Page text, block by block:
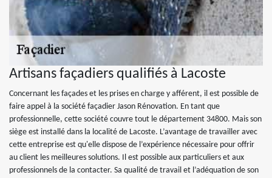
Artisans façadiers qualifiés à Lacoste
Concernant les façades et les prises en charge y afférent, il est possible de
faire appel à la société façadier Jason Rénovation. En tant que
professionnelle, cette société couvre tout le département 34800. Mais son
siège est installé dans la localité de Lacoste. L’avantage de travailler avec
cette entreprise est qu'elle dispose de l’expérience nécessaire pour offrir
au client les meilleures solutions. Il est possible aux particuliers et aux
professionnels de la contacter. Sa qualité de travail et l’adéquation de son